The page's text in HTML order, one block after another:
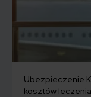
Ubezpieczenie
kosztów